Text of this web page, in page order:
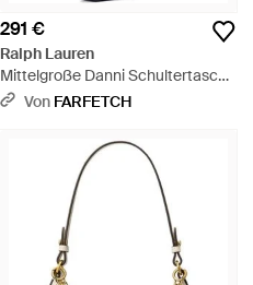
291 €
Ralph Lauren
Mittelgroße Danni Schultertasche
- Blau
Von FARFETCH